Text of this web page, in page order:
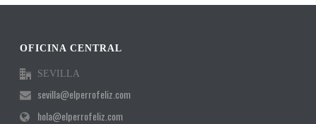
OFICINA CENTRAL
SEVILLA
sevilla@elperrofeliz.com
hola@elperrofeliz.com